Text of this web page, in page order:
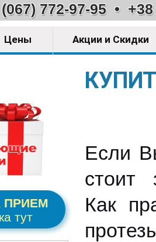
772-97-95•
Цены Акции и Скидки
ПРИЕМ
тут
Если
стоит
Как